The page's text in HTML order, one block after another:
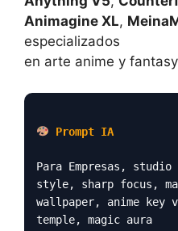
Animagine XL,
especializados
en arte anime y
Prompt IA
Para Empresas,
style, sharp focus,
wallpaper, anime key
temple, magic aura